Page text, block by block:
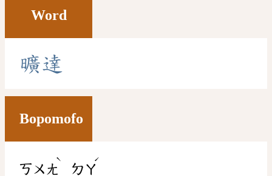
Word
曠達
Bopomofo
ㄎㄨㄤ
ˋ
ㄉㄚ
ˊ